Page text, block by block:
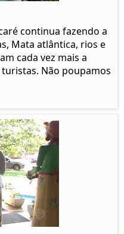
continua fazendo a
Mata atlântica, rios e
cada vez mais a
Não poupamos